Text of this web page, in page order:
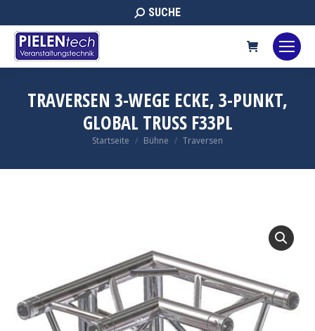
Search:
SUCHE
TRAVERSEN 3-WEGE ECKE, 3-PUNKT,
GLOBAL TRUSS F33PL
Sie befinden sich hier:
Startseite Bühne Traversen